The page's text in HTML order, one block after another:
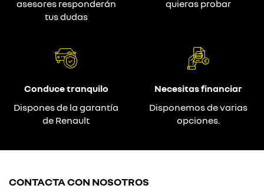
asesores responderán
tus dudas
quieras probar
Conduce tranquilo
Dispones de la garantía
de Renault
Necesitas financiar
Disponemos de varias
opciones.
CONTACTA CON NOSOTROS